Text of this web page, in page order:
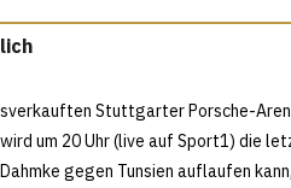
Stuttgarter Porsche-
um 20 Uhr (live auf Sport1) die
gegen Tunsien auflaufen